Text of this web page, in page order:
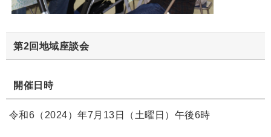
第2回地域座談会
開催日時
令和6（2024）年7月13日（土曜日）午後6時